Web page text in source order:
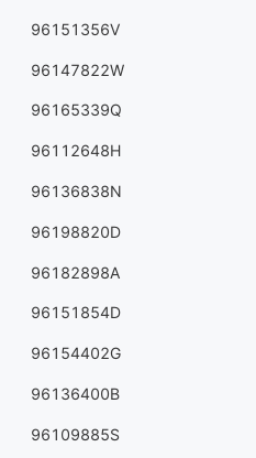
96151356V
96147822W
96165339Q
96112648H
96136838N
96198820D
96182898A
96151854D
96154402G
96136400B
96109885S